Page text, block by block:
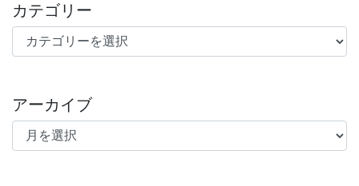
カテゴリー
カテゴリー
アーカイブ
アーカイブ